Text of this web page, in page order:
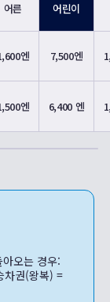
어른 어린이
엔 7,500엔
엔 6,400 엔
오는 경우:
차권(왕복) =